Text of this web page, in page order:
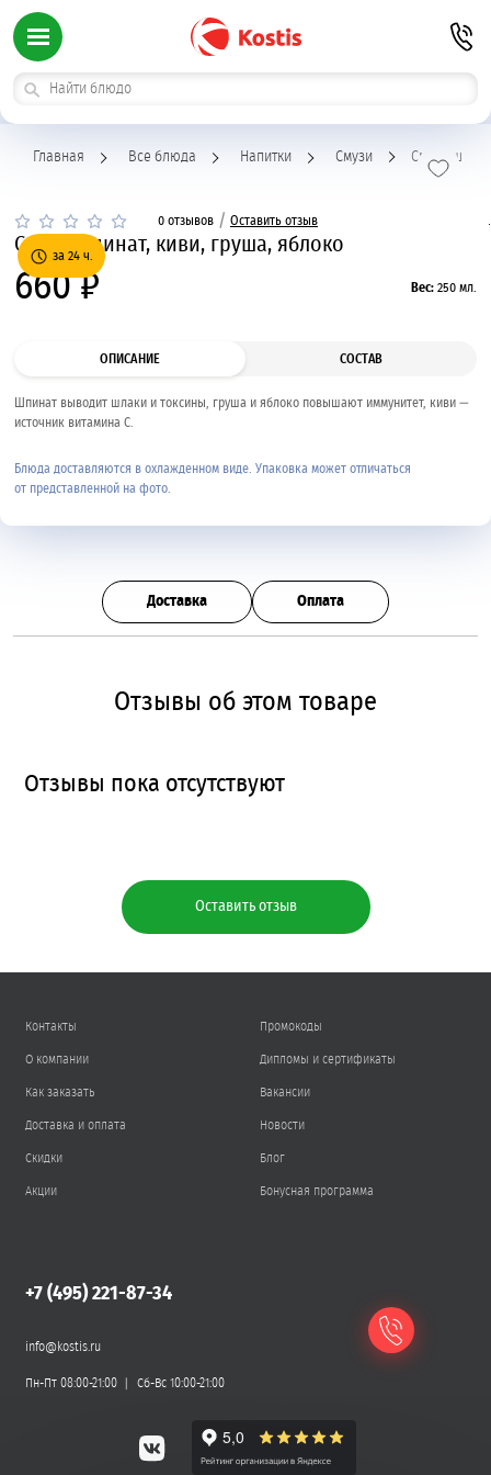
Главная Все блюда Напитки Смузи Смузи
0 отзывов / Оставить отзыв
за 24 ч.
Смузи шпинат, киви, груша, яблоко
660 ₽ Вес: 250 мл.
ОПИСАНИЕ СОСТАВ
Шпинат выводит шлаки и токсины, груша и яблоко повышают иммунитет, киви —
источник витамина С.
Блюда доставляются в охлажденном виде. Упаковка может отличаться
от представленной на фото.
Доставка Оплата
Отзывы об этом товаре
Оставить отзыв
Отзывы пока отсутствуют
Контакты
О компании
Как заказать
Доставка и оплата
Скидки
Акции
Промокоды
Дипломы и сертификаты
Вакансии
Новости
Блог
Бонусная программа
+7 (495) 221-87-34
info@kostis.ru
Пн-Пт 08:00-21:00 Сб-Вс 10:00-21:00